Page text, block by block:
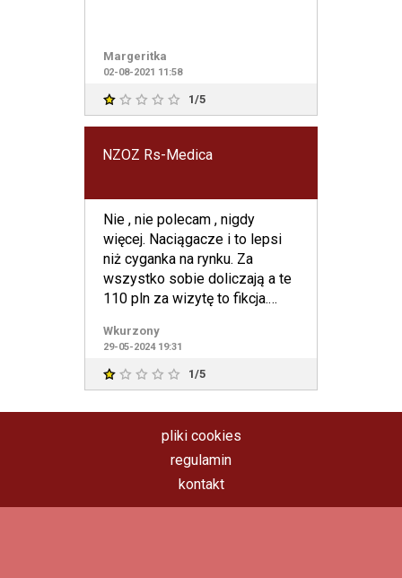
Margeritka
02-08-2021 11:58
1/5
NZOZ Rs-Medica
Nie , nie polecam , nigdy
więcej. Naciągacze i to lepsi
niż cyganka na rynku. Za
wszystko sobie doliczają a te
110 pln za wizytę to fikcja.
Wkurzony
29-05-2024 19:31
1/5
pliki cookies
regulamin
kontakt